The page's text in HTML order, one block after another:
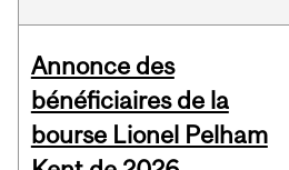
Annonce des
bénéficiaires de la
bourse Lionel Pelham